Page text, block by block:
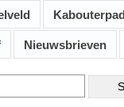
Kabouterpad
Nieuwsbrieven